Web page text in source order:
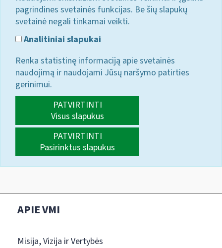
pagrindines svetainės funkcijas. Be šių slapukų
svetainė negali tinkamai veikti.
Analitiniai slapukai
Renka statistinę informaciją apie svetainės
naudojimą ir naudojami Jūsų naršymo patirties
gerinimui.
PATVIRTINTI
Visus slapukus
PATVIRTINTI
Pasirinktus slapukus
APIE VMI
Misija, Vizija ir Vertybės